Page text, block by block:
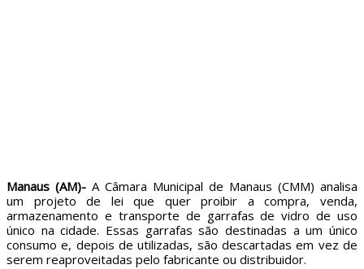
Manaus (AM)- A Câmara Municipal de Manaus (CMM) analisa
um projeto de lei que quer proibir a compra, venda,
armazenamento e transporte de garrafas de vidro de uso
único na cidade. Essas garrafas são destinadas a um único
consumo e, depois de utilizadas, são descartadas em vez de
serem reaproveitadas pelo fabricante ou distribuidor.